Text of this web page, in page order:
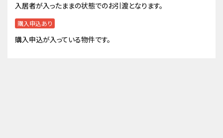
入居者が入ったままの状態でのお引渡となります。
購入申込あり
購入申込が入っている物件です。